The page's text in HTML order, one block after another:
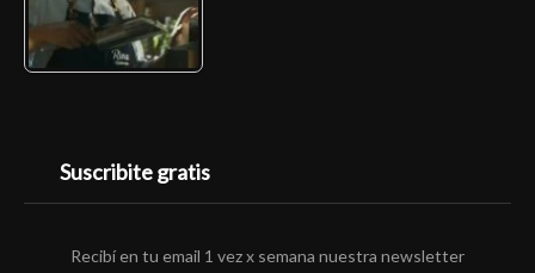
Suscribite gratis
Recibí en tu email 1 vez x semana nuestra newsletter